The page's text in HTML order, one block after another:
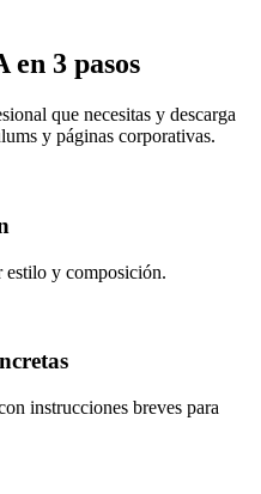
en 3 pasos
que necesitas y descarga
y páginas corporativas.
estilo y composición.
instrucciones breves para